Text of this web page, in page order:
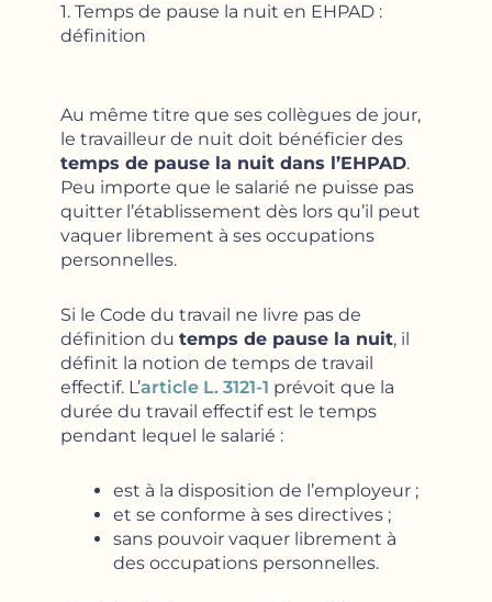
1. Temps de pause la nuit en EHPAD :
définition
Au même titre que ses collègues de jour,
le travailleur de nuit doit bénéficier des
temps de pause la nuit dans l’EHPAD.
Peu importe que le salarié ne puisse pas
quitter l’établissement dès lors qu’il peut
vaquer librement à ses occupations
personnelles.
Si le Code du travail ne livre pas de
définition du temps de pause la nuit, il
définit la notion de temps de travail
effectif. L’article L. 3121-1 prévoit que la
durée du travail effectif est le temps
pendant lequel le salarié :
est à la disposition de l’employeur ;
et se conforme à ses directives ;
sans pouvoir vaquer librement à
des occupations personnelles.